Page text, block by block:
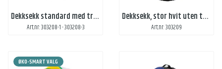
Dekksekk standard med trykk
Art.nr: 303208-1 - 303208-3
Dekksekk, stor hvit uten trykk
Art.nr: 303209
ØKO-SMART VALG